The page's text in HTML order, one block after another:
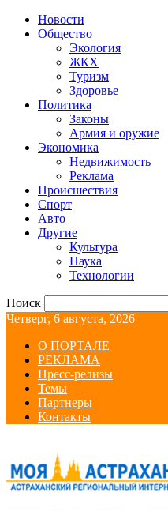
Новости
Общество
Экология
ЖКХ
Туризм
Здоровье
Политика
Законы
Армия и оружие
Экономика
Недвижимость
Реклама
Происшествия
Спорт
Авто
Другие
Культура
Наука
Технологии
Поиск
Четверг, 6 августа, 2026
О ПОРТАЛЕ
РЕКЛАМА
Пресс-релизы
Темы
Партнеры
Контакты